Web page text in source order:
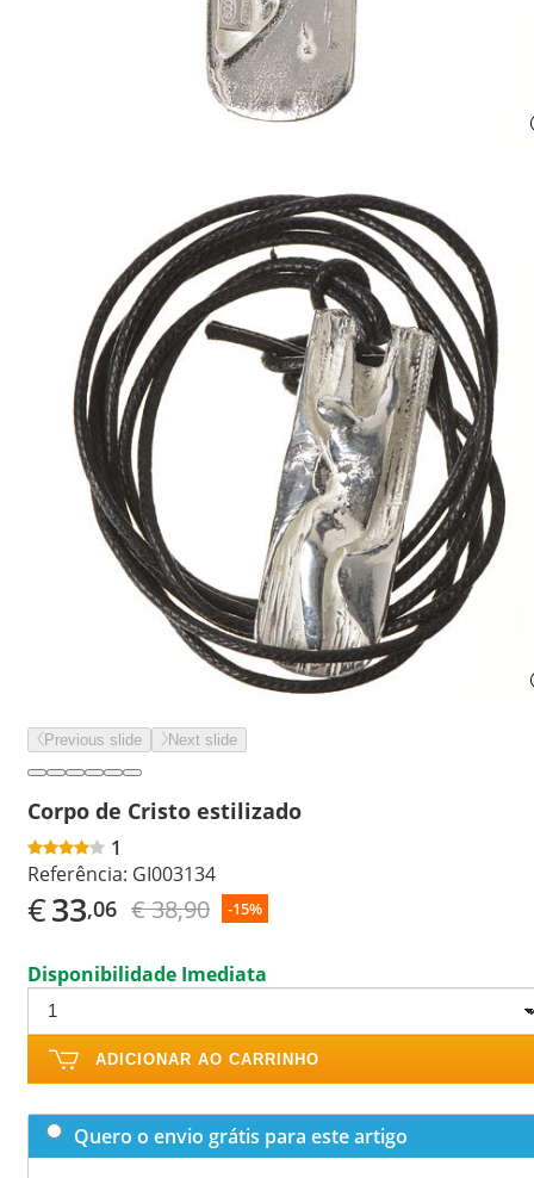
Previous slide Next slide
Corpo de Cristo estilizado
1
Referência: GI003134
€33,06 € 38,90 -15%
Disponibilidade Imediata
ADICIONAR AO CARRINHO
Quero o envio grátis para este artigo